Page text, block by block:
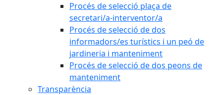
Procés de selecció plaça de
secretari/a-interventor/a
Procés de selecció de dos
informadors/es turístics i un peó de
jardineria i manteniment
Procés de selecció de dos peons de
manteniment
Transparència